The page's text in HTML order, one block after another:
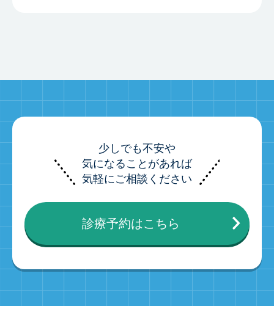
少しでも不安や
気になることがあれば
気軽にご相談ください
診療予約はこちら